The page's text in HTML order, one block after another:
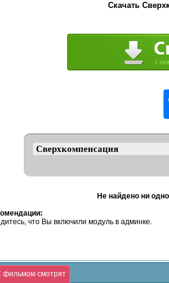
Скачать
Не найдено ни
что Вы включили модуль в админке.
фильмом смотрят